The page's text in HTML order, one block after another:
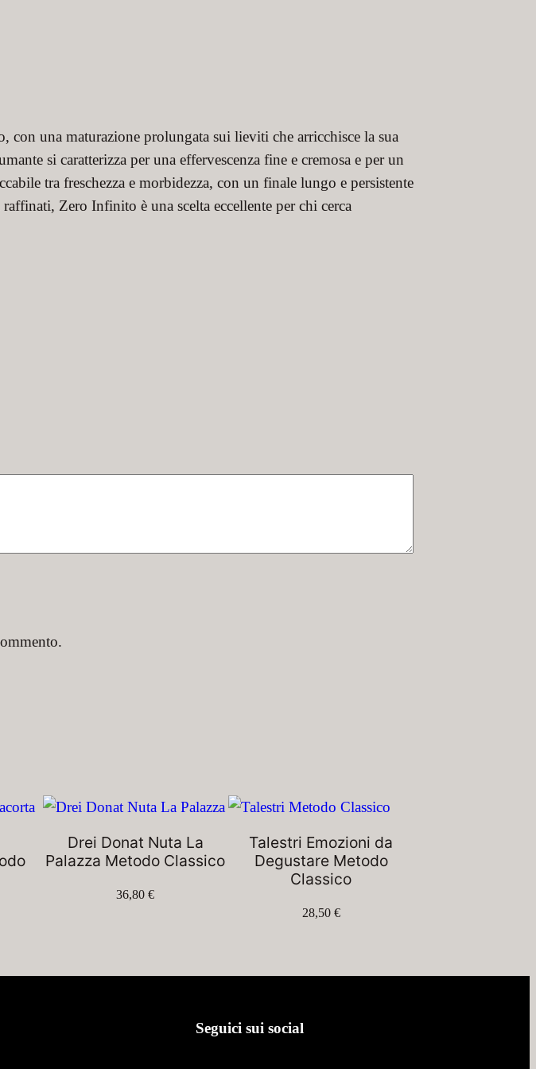
con una maturazione prolungata sui lieviti che arricchisce la sua
si caratterizza per una effervescenza fine e cremosa e per un
tra freschezza e morbidezza, con un finale lungo e persistente
Zero Infinito è una scelta eccellente per chi cerca
Drei Donat Nuta La
Palazza Metodo Classico
36,80€
Talestri Emozioni da
Degustare Metodo
Classico
28,50 €
Seguici sui social